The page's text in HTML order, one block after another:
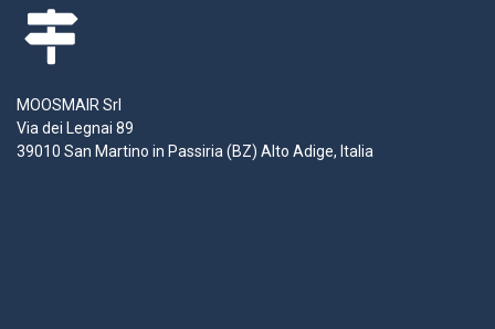
MOOSMAIR Srl
Via dei Legnai 89
39010 San Martino in Passiria (BZ) Alto Adige, Italia